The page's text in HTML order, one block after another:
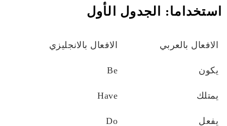
استخداما: الجدول الأول
الافعال بالعربي الافعال بالانجليزي
يكون Be
يمتلك Have
يفعل Do